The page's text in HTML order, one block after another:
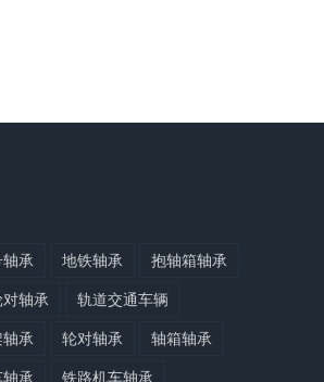
承 地铁轴承
抱轴箱轴承
轴承
轨道交通车辆
承
轮对轴承
轴箱轴承
承
铁路机车轴承